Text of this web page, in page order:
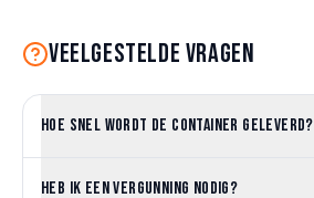
Veelgestelde vragen
Hoe snel wordt de container geleverd?
Heb ik een vergunning nodig?